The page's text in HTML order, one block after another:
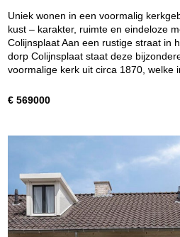
Uniek wonen in een voormalig
kust – karakter, ruimte en eindeloze
Colijnsplaat Aan een rustige straat in
dorp Colijnsplaat staat deze
voormalige kerk uit circa 1870, welke
€ 569000